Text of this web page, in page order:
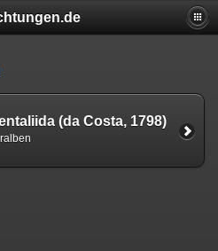
(da Costa, 1798)